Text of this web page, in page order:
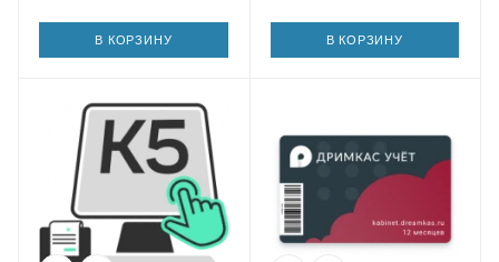
В КОРЗИНУ В КОРЗИНУ